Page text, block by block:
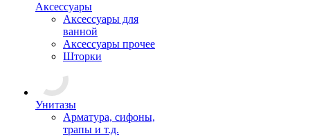
Аксессуары
Аксессуары для
ванной
Аксессуары прочее
Шторки
Унитазы
Арматура, сифоны,
трапы и т.д.